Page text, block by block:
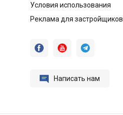
Условия использования
Реклама для застройщиков
  
 Написать нам